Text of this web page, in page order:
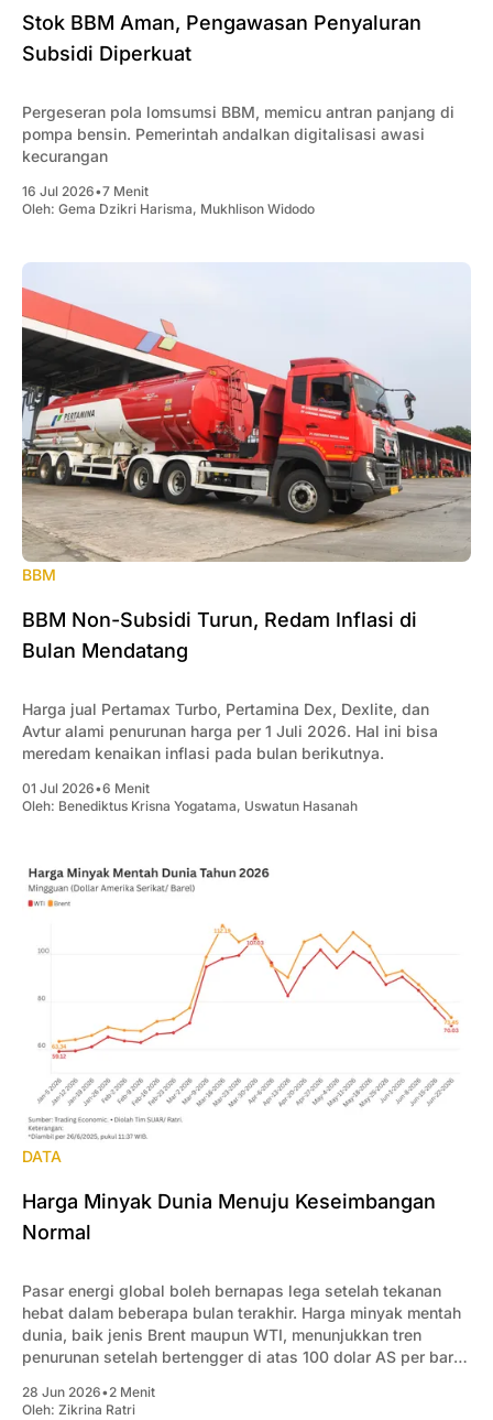
Stok BBM Aman, Pengawasan Penyaluran
Subsidi Diperkuat
Pergeseran pola lomsumsi BBM, memicu antran panjang di
pompa bensin. Pemerintah andalkan digitalisasi awasi
kecurangan
16 Jul 2026•7 Menit
Oleh: Gema Dzikri Harisma, Mukhlison Widodo
BBM
BBM Non-Subsidi Turun, Redam Inflasi di
Bulan Mendatang
Harga jual Pertamax Turbo, Pertamina Dex, Dexlite, dan
Avtur alami penurunan harga per 1 Juli 2026. Hal ini bisa
meredam kenaikan inflasi pada bulan berikutnya.
01 Jul 2026•6 Menit
Oleh: Benediktus Krisna Yogatama, Uswatun Hasanah
DATA
Harga Minyak Dunia Menuju Keseimbangan
Normal
Pasar energi global boleh bernapas lega setelah tekanan
hebat dalam beberapa bulan terakhir. Harga minyak mentah
dunia, baik jenis Brent maupun WTI, menunjukkan tren
penurunan setelah bertengger di atas 100 dolar AS per barel
28 Jun 2026•2 Menit
Oleh: Zikrina Ratri